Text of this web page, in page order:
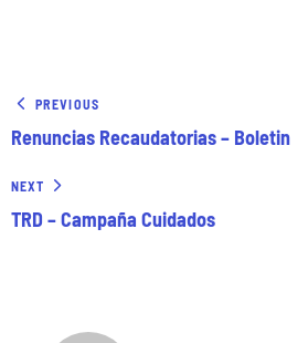
PREVIOUS
Renuncias Recaudatorias – Boletin
NEXT
TRD – Campaña Cuidados